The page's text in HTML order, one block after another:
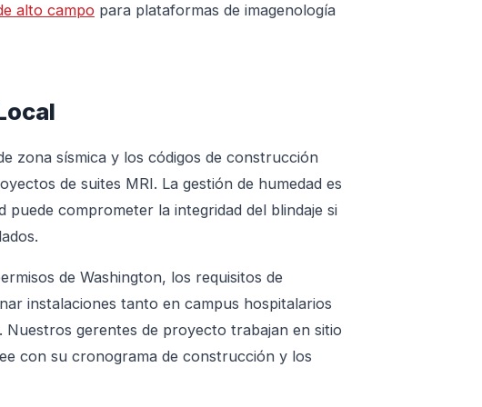
alto campo para plataformas de imagenología
zona sísmica y los códigos de construcción
de suites MRI. La gestión de humedad es
comprometer la integridad del blindaje si
de Washington, los requisitos de
instalaciones tanto en campus hospitalarios
gerentes de proyecto trabajan en sitio
con su cronograma de construcción y los